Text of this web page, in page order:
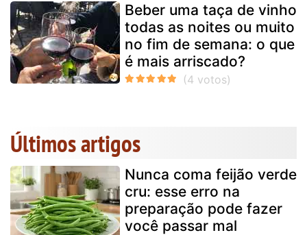
Beber uma taça de vinho
todas as noites ou muito
no fim de semana: o que
é mais arriscado?
Últimos artigos
Nunca coma feijão verde
cru: esse erro na
preparação pode fazer
você passar mal